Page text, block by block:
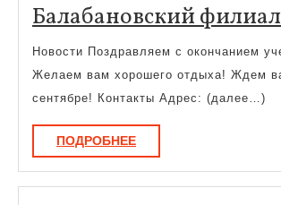
Балабановский филиал
Новости Поздравляем с окончанием
Желаем вам хорошего отдыха! Ждем
сентябре! Контакты Адрес: (далее…)
ПОДРОБНЕЕПОДРОБНЕЕ